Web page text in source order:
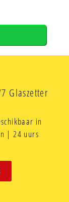
Glaszetter
in
| 24 uurs